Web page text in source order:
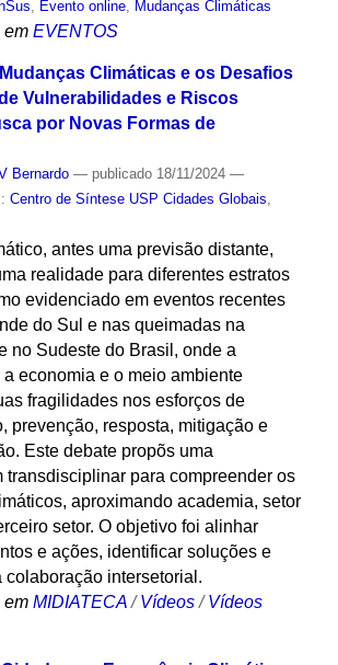
Evento online, Mudanças Climáticas
em EVENTOS
Climáticas e os Desafios
Vulnerabilidades e Riscos
por Novas Formas de
Bernardo — publicado18/11/2024 —
Centro de Síntese USP Cidades Globais,
antes uma previsão distante,
realidade para diferentes estratos
evidenciado em eventos recentes
do Sul e nas queimadas na
no Sudeste do Brasil, onde a
economia e o meio ambiente
fragilidades nos esforços de
prevenção, resposta, mitigação e
Este debate propõs uma
transdisciplinar para compreender os
aproximando academia, setor
setor. O objetivo foi alinhar
e ações, identificar soluções e
colaboração intersetorial.
em MIDIATECA / Vídeos / Vídeos